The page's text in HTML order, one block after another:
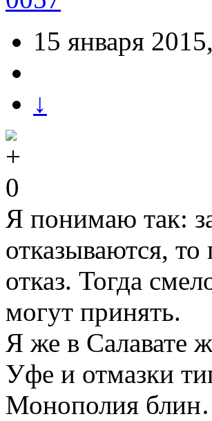
15 января
↓
0
Я понимаю так:
отказываются,
отказ. Тогда
могут принять.
Я же в Салавате
Уфе и отмазки
Монополия